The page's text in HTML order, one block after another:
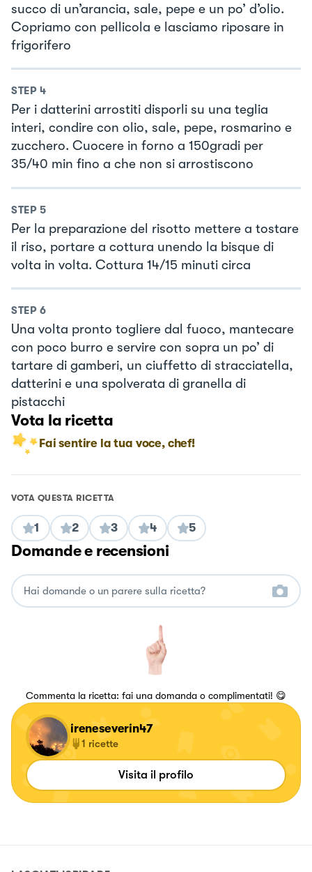
succo di un’arancia, sale, pepe e un po’ d’olio.
Copriamo con pellicola e lasciamo riposare in
frigorifero
STEP 4
Per i datterini arrostiti disporli su una teglia
interi, condire con olio, sale, pepe, rosmarino e
zucchero. Cuocere in forno a 150gradi per
35/40 min fino a che non si arrostiscono
STEP 5
Per la preparazione del risotto mettere a tostare
il riso, portare a cottura unendo la bisque di
volta in volta. Cottura 14/15 minuti circa
STEP 6
Una volta pronto togliere dal fuoco, mantecare
con poco burro e servire con sopra un po’ di
tartare di gamberi, un ciuffetto di stracciatella,
datterini e una spolverata di granella di
pistacchi
Vota la ricetta
Fai sentire la tua voce, chef!
VOTA QUESTA RICETTA
1 2 3 4 5
Domande e recensioni
Commenta la ricetta: fai una domanda o complimentati! 😋
ireneseverin47
1 ricette
Visita il profilo